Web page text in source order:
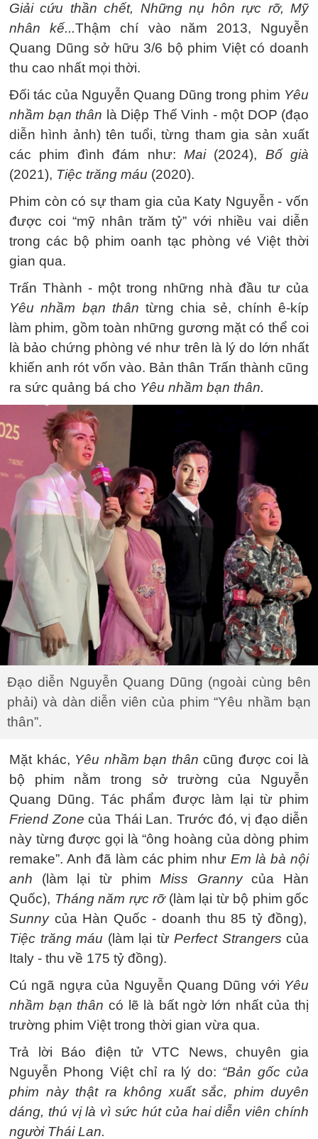
Giải cứu thần chết, Những nụ hôn rực rỡ, Mỹ
nhân kế...Thậm chí vào năm 2013, Nguyễn
Quang Dũng sở hữu 3/6 bộ phim Việt có doanh
thu cao nhất mọi thời.
Đối tác của Nguyễn Quang Dũng trong phim Yêu
nhầm bạn thân là Diệp Thế Vinh - một DOP (đạo
diễn hình ảnh) tên tuổi, từng tham gia sản xuất
các phim đình đám như: Mai(2024), Bố già
(2021), Tiệc trăng máu (2020).
Phim còn có sự tham gia của Katy Nguyễn - vốn
được coi “mỹ nhân trăm tỷ” với nhiều vai diễn
trong các bộ phim oanh tạc phòng vé Việt thời
gian qua.
Trấn Thành - một trong những nhà đầu tư của
Yêu nhầm bạn thân từng chia sẻ, chính ê-kíp
làm phim, gồm toàn những gương mặt có thể coi
là bảo chứng phòng vé như trên là lý do lớn nhất
khiến anh rót vốn vào. Bản thân Trấn thành cũng
ra sức quảng bá cho Yêu nhầm bạn thân.
Đạo diễn Nguyễn Quang Dũng (ngoài cùng bên
phải) và dàn diễn viên của phim “Yêu nhầm bạn
thân”.
Mặt khác, Yêu nhầm bạn thân cũng được coi là
bộ phim nằm trong sở trường của Nguyễn
Quang Dũng. Tác phẩm được làm lại từ phim
Friend Zone của Thái Lan. Trước đó, vị đạo diễn
này từng được gọi là “ông hoàng của dòng phim
remake”. Anh đã làm các phim nhưEm là bà nội
anh (làm lại từ phim Miss Grannycủa Hàn
Quốc), Tháng năm rực rỡ(làm lại từ bộ phim gốc
Sunnycủa Hàn Quốc - doanh thu 85 tỷ đồng),
Tiệc trăng máu (làm lại từPerfect Strangers của
Italy - thu về 175 tỷ đồng).
Cú ngã ngựa của Nguyễn Quang Dũng với Yêu
nhầm bạn thân có lẽ là bất ngờ lớn nhất của thị
trường phim Việt trong thời gian vừa qua.
Trả lời Báo điện tử VTC News, chuyên gia
Nguyễn Phong Việt chỉ ra lý do: “Bản gốc của
phim này thật ra không xuất sắc, phim duyên
dáng, thú vị là vì sức hút của hai diễn viên chính
người Thái Lan.